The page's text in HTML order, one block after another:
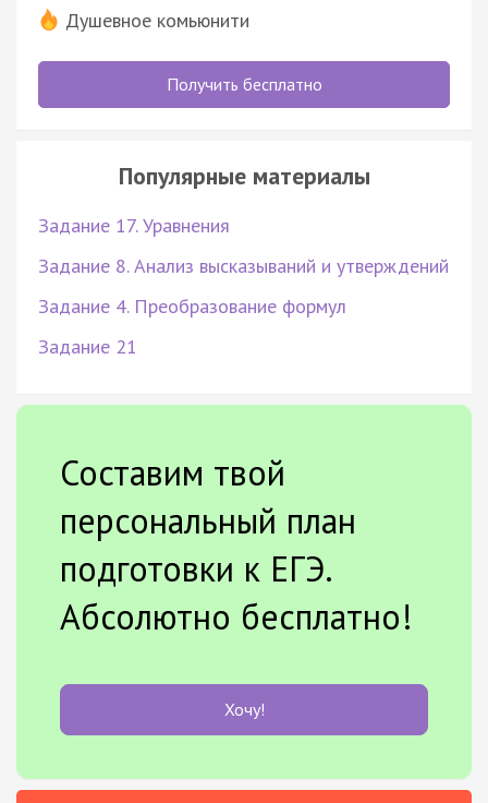
Душевное комьюнити
Получить бесплатно
Популярные материалы
Задание 17. Уравнения
Задание 8. Анализ высказываний и утверждений
Задание 4. Преобразование формул
Задание 21
Составим твой
персональный план
подготовки к ЕГЭ.
Абсолютно бесплатно!
Хочу!